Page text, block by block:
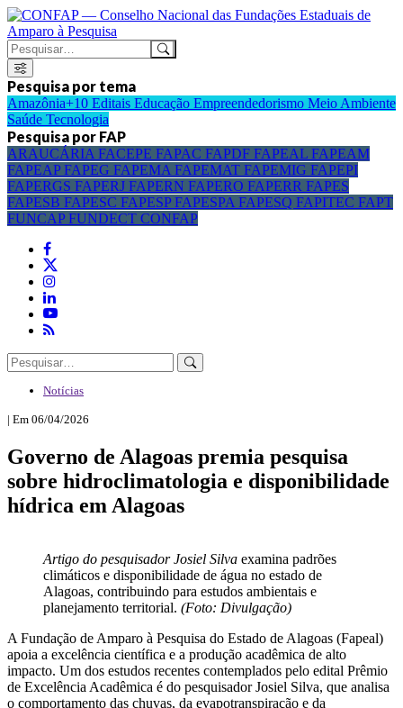
Pesquisa por tema
Amazônia+10 Editais Educação Empreendedorismo Meio Ambiente
Saúde Tecnologia
Pesquisa por FAP
ARAUCÁRIA FACEPE FAPAC FAPDF FAPEAL FAPEAM
FAPEAPFAPEG FAPEMA FAPEMAT FAPEMIG FAPEPI
FAPERGS FAPERJ FAPERN FAPERO FAPERR FAPES
FAPESB FAPESC FAPESPFAPESPA FAPESQ FAPITEC FAPT
FUNCAPFUNDECT CONFAP
Notícias
| Em 06/04/2026
Governo de Alagoas premia pesquisa
sobre hidroclimatologia e disponibilidade
hídrica em Alagoas
Artigo do pesquisador Josiel Silva examina padrões
climáticos e disponibilidade de água no estado de
Alagoas, contribuindo para estudos ambientais e
planejamento territorial. (Foto: Divulgação)
A Fundação de Amparo à Pesquisa do Estado de Alagoas (Fapeal)
apoia a excelência científica e a produção acadêmica de alto
impacto. Um dos estudos recentes contemplados pelo edital Prêmio
de Excelência Acadêmica é do pesquisador Josiel Silva, que analisa
o comportamento das chuvas, da evapotranspiração e da